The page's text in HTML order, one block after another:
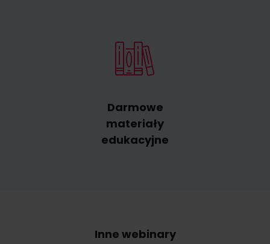
Darmowe
materiały
edukacyjne
Inne webinary